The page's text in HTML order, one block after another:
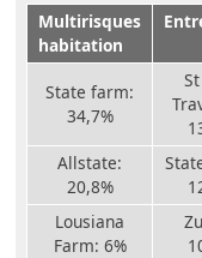
Multirisques
habitation
State farm:
34,7%
Allstate:
20,8%
Lousiana
Farm: 6%